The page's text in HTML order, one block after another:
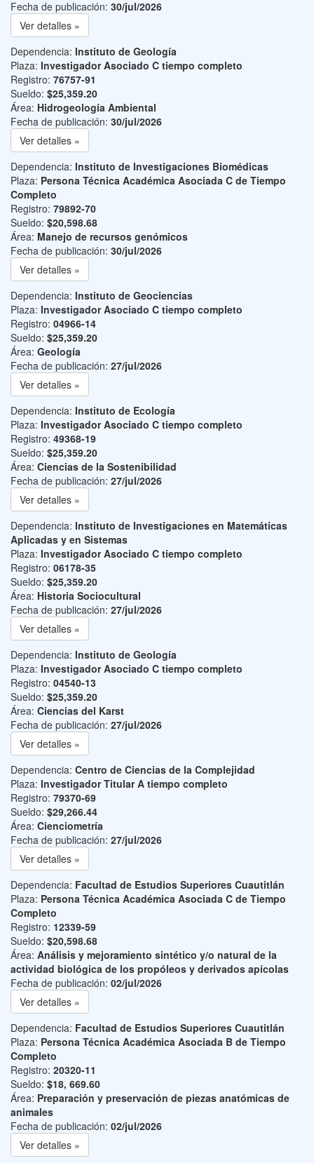
Fecha de publicación: 30/jul/2026
Ver detalles »
Dependencia: Instituto de Geología
Plaza: Investigador Asociado C tiempo completo
Registro: 76757-91
Sueldo: $25,359.20
Área: Hidrogeología Ambiental
Fecha de publicación: 30/jul/2026
Ver detalles »
Dependencia: Instituto de Investigaciones Biomédicas
Plaza: Persona Técnica Académica Asociada C de Tiempo
Completo
Registro: 79892-70
Sueldo: $20,598.68
Área: Manejo de recursos genómicos
Fecha de publicación: 30/jul/2026
Ver detalles »
Dependencia: Instituto de Geociencias
Plaza: Investigador Asociado C tiempo completo
Registro: 04966-14
Sueldo: $25,359.20
Área: Geología
Fecha de publicación: 27/jul/2026
Ver detalles »
Dependencia: Instituto de Ecología
Plaza: Investigador Asociado C tiempo completo
Registro: 49368-19
Sueldo: $25,359.20
Área: Ciencias de la Sostenibilidad
Fecha de publicación: 27/jul/2026
Ver detalles »
Dependencia: Instituto de Investigaciones en Matemáticas
Aplicadas y en Sistemas
Plaza: Investigador Asociado C tiempo completo
Registro: 06178-35
Sueldo: $25,359.20
Área: Historia Sociocultural
Fecha de publicación: 27/jul/2026
Ver detalles »
Dependencia: Instituto de Geología
Plaza: Investigador Asociado C tiempo completo
Registro: 04540-13
Sueldo: $25,359.20
Área: Ciencias del Karst
Fecha de publicación: 27/jul/2026
Ver detalles »
Dependencia: Centro de Ciencias de la Complejidad
Plaza: Investigador Titular A tiempo completo
Registro: 79370-69
Sueldo: $29,266.44
Área: Cienciometría
Fecha de publicación: 27/jul/2026
Ver detalles »
Dependencia: Facultad de Estudios Superiores Cuautitlán
Plaza: Persona Técnica Académica Asociada C de Tiempo
Completo
Registro: 12339-59
Sueldo: $20,598.68
Área: Análisis y mejoramiento sintético y/o natural de la
actividad biológica de los propóleos y derivados apícolas
Fecha de publicación: 02/jul/2026
Ver detalles »
Dependencia: Facultad de Estudios Superiores Cuautitlán
Plaza: Persona Técnica Académica Asociada B de Tiempo
Completo
Registro: 20320-11
Sueldo: $18, 669.60
Área: Preparación y preservación de piezas anatómicas de
animales
Fecha de publicación: 02/jul/2026
Ver detalles »